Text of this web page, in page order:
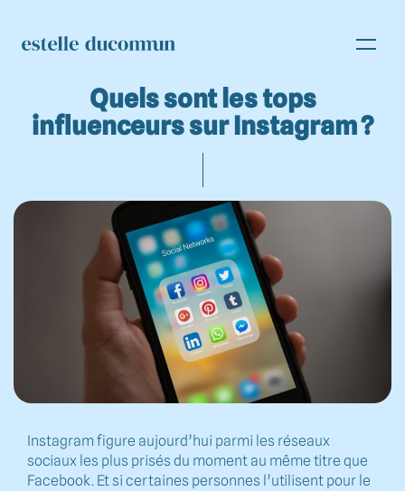
Quels sont les tops
influenceurs sur Instagram ?
Instagram figure aujourd’hui parmi les réseaux
sociaux les plus prisés du moment au même titre que
Facebook. Et si certaines personnes l’utilisent pour le